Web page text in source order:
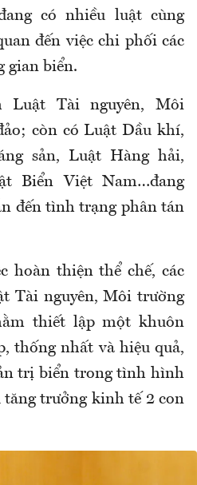
có nhiều luật cùng
đến việc chi phối các
gian biển.
Luật Tài nguyên, Môi
còn có Luật Dầu khí,
sản, Luật Hàng hải,
Biển Việt Nam…đang
đến tình trạng phân tán
hoàn thiện thể chế, các
Tài nguyên, Môi trường
thiết lập một khuôn
thống nhất và hiệu quả,
trị biển trong tình hình
tăng trưởng kinh tế 2 con